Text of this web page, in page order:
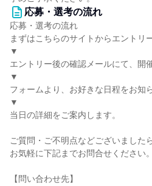
応募・選考の流れ
応募・選考の流れ
まずはこちらのサイトからエントリ
▼
エントリー後の確認メールにて、開
▼
フォームより、お好きな日程をお知
▼
当日の詳細をご案内します。
ご質問・ご不明点などございました
お気軽に下記までお問合せください。
【問い合わせ先】